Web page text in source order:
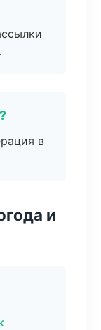
в
и